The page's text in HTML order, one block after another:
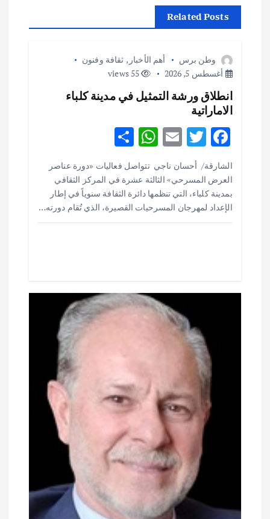
ت
Related Posts
وطن برس أهم الأخبار , ثقافة وفنون
أغسطس 5, 2026
55 views
انطلاق ورشة التمثيل في مدينة كلباء
الاماراتية
F
ac
e
b
o
T
w
it
te
r
E
ai
l
W
h
at
s
A
h
ar
e
الشارقة/ أحسان ناجي تتواصل فعاليات «دورة عناصر
العرض المسرحي» الثالثة عشرة في المركز الثقافي
بمدينة كلباء، التي تنظمها دائرة الثقافة سنوياً في إطار
الإعداد لمهرجان المسرحيات القصيرة، الذي تُقام دورته…